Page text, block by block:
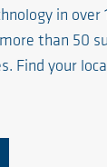
in over
than 50
Find your